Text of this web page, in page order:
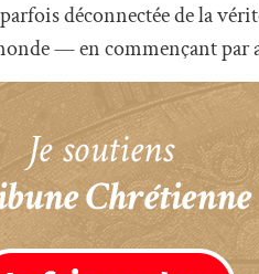
déconnectée de la
— en commençant par